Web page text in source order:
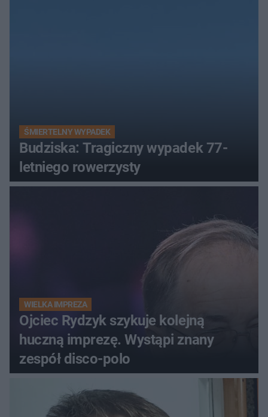
ŚMIERTELNY WYPADEK
Budziska: Tragiczny wypadek 77-
letniego rowerzysty
WIELKA IMPREZA
Ojciec Rydzyk szykuje kolejną
huczną imprezę. Wystąpi znany
zespół disco-polo